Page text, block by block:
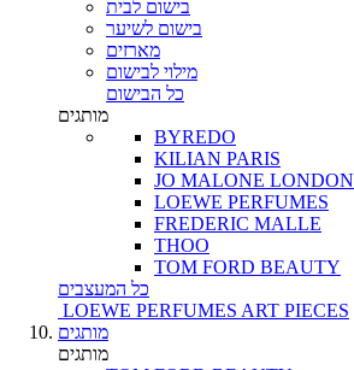
בישום לבית
בישום לשיער
מארזים
מילוי לבישום
כל הבישום
מותגים
BYREDO
KILIAN PARIS
JO MALONE LONDON
LOEWE PERFUMES
FREDERIC MALLE
THOO
TOM FORD BEAUTY
כל המעצבים
LOEWE PERFUMES ART PIECES
מותגים
מותגים